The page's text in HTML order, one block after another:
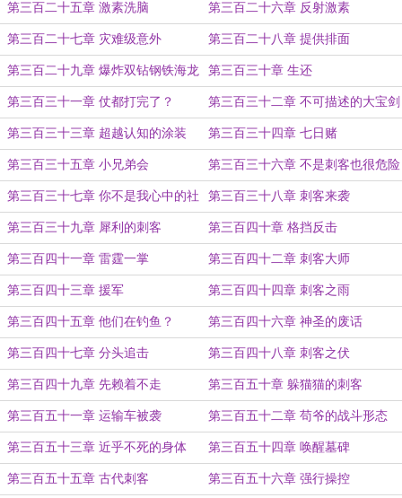
第三百二十五章 激素洗脑 第三百二十六章 反射激素
第三百二十七章 灾难级意外 第三百二十八章 提供排面
第三百二十九章 爆炸双钻钢铁海龙
卷
第三百三十章 生还
第三百三十一章 仗都打完了？ 第三百三十二章 不可描述的大宝剑
第三百三十三章 超越认知的涂装 第三百三十四章 七日赌
第三百三十五章 小兄弟会 第三百三十六章 不是刺客也很危险
第三百三十七章 你不是我心中的社
员
第三百三十八章 刺客来袭
第三百三十九章 犀利的刺客 第三百四十章 格挡反击
第三百四十一章 雷霆一掌 第三百四十二章 刺客大师
第三百四十三章 援军 第三百四十四章 刺客之雨
第三百四十五章 他们在钓鱼？ 第三百四十六章 神圣的废话
第三百四十七章 分头追击 第三百四十八章 刺客之伏
第三百四十九章 先赖着不走 第三百五十章 躲猫猫的刺客
第三百五十一章 运输车被袭 第三百五十二章 苟爷的战斗形态
第三百五十三章 近乎不死的身体 第三百五十四章 唤醒墓碑
第三百五十五章 古代刺客 第三百五十六章 强行操控